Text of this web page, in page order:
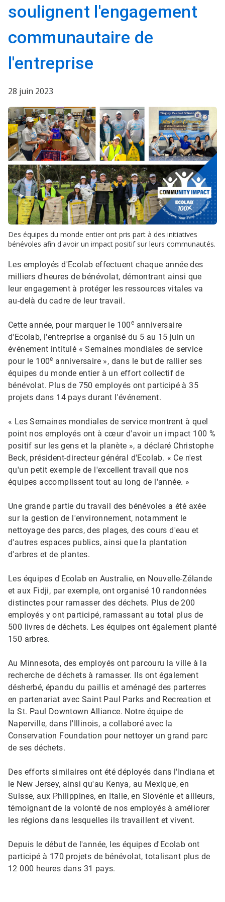
soulignent l'engagement
communautaire de
l'entreprise​​​​​​​
28 juin 2023
Des équipes du monde entier ont pris part à des initiatives
bénévoles afin d'avoir un impact positif sur leurs communautés.
Les employés d'Ecolab effectuent chaque année des
milliers d'heures de bénévolat, démontrant ainsi que
leur engagement à protéger les ressources vitales va
au-delà du cadre de leur travail.​​​​​​​
Cette année, pour marquer le 100​​​​​​​e anniversaire
d'Ecolab, l'entreprise a organisé du 5 au 15 juin un
événement intitulé « Semaines mondiales de service
pour le 100e anniversaire », dans le but de rallier ses
équipes du monde entier à un effort collectif de
bénévolat. Plus de 750 employés ont participé à 35
projets dans 14 pays durant l'événement.
« Les Semaines mondiales de service montrent à quel
point nos employés ont à cœur d'avoir un impact 100 %
positif sur les gens et la planète », a déclaré Christophe
Beck, président-directeur général d'Ecolab. « Ce n'est
qu'un petit exemple de l'excellent travail que nos
équipes accomplissent tout au long de l'année. »
Une grande partie du travail des bénévoles a été axée
sur la gestion de l'environnement, notamment le
nettoyage des parcs, des plages, des cours d'eau et
d'autres espaces publics, ainsi que la plantation
d'arbres et de plantes.
Les équipes d'Ecolab en Australie, en Nouvelle-Zélande
et aux Fidji, par exemple, ont organisé 10 randonnées
distinctes pour ramasser des déchets. Plus de 200
employés y ont participé, ramassant au total plus de
500 livres de déchets. Les équipes ont également planté
150 arbres.​​​​​​​
Au Minnesota, des employés ont parcouru la ville à la
recherche de déchets à ramasser. Ils ont également
désherbé, épandu du paillis et aménagé des parterres
en partenariat avec Saint Paul Parks and Recreation et
la St. Paul Downtown Alliance.​​​​​​​ Notre équipe de
Naperville, dans l'Illinois, a collaboré avec la
Conservation Foundation pour nettoyer un grand parc
de ses déchets.
Des efforts similaires ont été déployés dans l'Indiana et
le New Jersey, ainsi qu'au Kenya, au Mexique, en
Suisse, aux Philippines, en Italie, en Slovénie et ailleurs,
témoignant de la volonté de nos employés à améliorer
les régions dans lesquelles ils travaillent et vivent.​​​​​​​
Depuis le début de l'année, les équipes d'Ecolab ont
participé à 170 projets de bénévolat, totalisant plus de
12 000 heures dans 31 pays.